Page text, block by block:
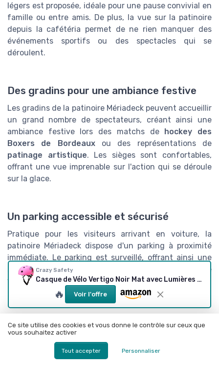
légers est proposée, idéale pour une pause convivial en
famille ou entre amis. De plus, la vue sur la patinoire
depuis la cafétéria permet de ne rien manquer des
événements sportifs ou des spectacles qui se
déroulent.
Des gradins pour une ambiance festive
Les gradins de la patinoire Mériadeck peuvent accueillir
un grand nombre de spectateurs, créant ainsi une
ambiance festive lors des matchs de hockey des
Boxers de Bordeauxou des représentations de
patinage artistique. Les sièges sont confortables,
offrant une vue imprenable sur l'action qui se déroule
sur la glace.
Un parking accessible et sécurisé
Pratique pour les visiteurs arrivant en voiture, la
patinoire Mériadeck dispose d'un parking à proximité
immédiate. Le parking est surveillé, offrant ainsi une
sécurité optimale pour votre véhicule pendant que
vous profitez de la patinoire.
Les avis sur lapatinoire Bordeaux Mériadeck
globalement positifs. Beaucoup mettent en avant la
qualité des équipements et la convivialité du
Crazy Safety
Casque de Vélo Vertigo Noir Mat avec Lumières USB
🔥 Voir l'offre
Ce site utilise des cookies et vous donne le contrôle sur ceux que
vous souhaitez activer
Tout accepter Personnaliser